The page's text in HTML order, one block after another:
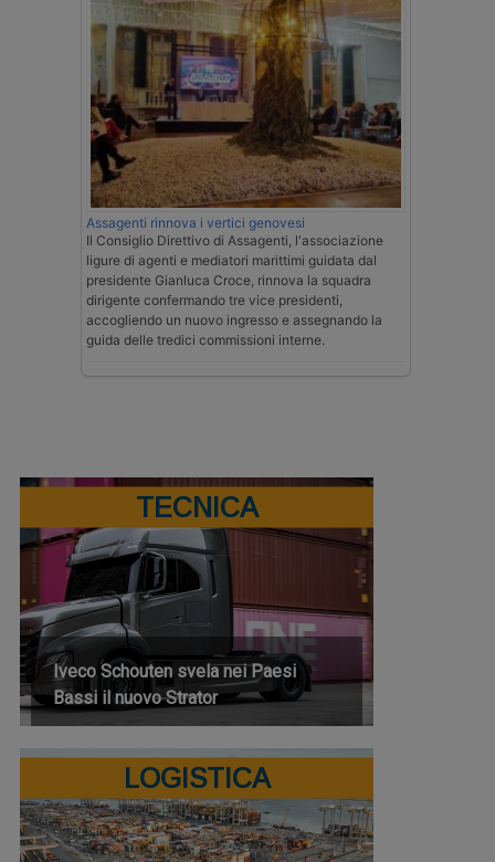
Assagenti rinnova i vertici genovesi
Il Consiglio Direttivo di Assagenti, l'associazione
ligure di agenti e mediatori marittimi guidata dal
presidente Gianluca Croce, rinnova la squadra
dirigente confermando tre vice presidenti,
accogliendo un nuovo ingresso e assegnando la
guida delle tredici commissioni interne.
TECNICA
Iveco Schouten svela nei Paesi
Bassi il nuovo Strator
LOGISTICA